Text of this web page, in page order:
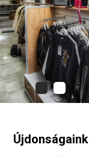
Újdonságaink